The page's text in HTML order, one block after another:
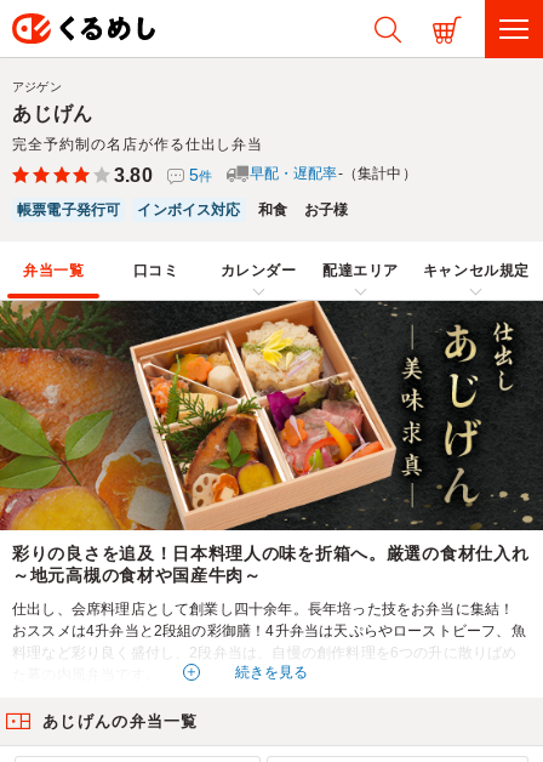
あじげん
完全予約制の名店が作る仕出し弁当
アジゲン
3.80 5件 早配・遅配率-（集計中）
帳票電子発行可 インボイス対応 和食 お子様
弁当一覧 口コミ カレンダー 配達エリア キャンセル規定
彩りの良さを追及！日本料理人の味を折箱へ。厳選の食材仕入れ
～地元高槻の食材や国産牛肉～
仕出し、会席料理店として創業し四十余年。長年培った技をお弁当に集結！
おススメは4升弁当と2段組の彩御膳！4升弁当は天ぷらやローストビーフ、魚
料理など彩り良く盛付し、2段弁当は、自慢の創作料理を6つの升に散りばめ
続きを見る
あじげんの弁当一覧